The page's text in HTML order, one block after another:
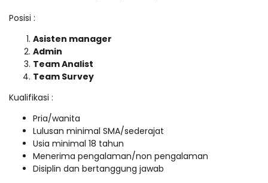
Posisi :
Asisten manager
Admin
Team Analist
Team Survey
Kualifikasi :
Pria/wanita
Lulusan minimal SMA/sederajat
Usia minimal 18 tahun
Menerima pengalaman/non pengalaman
Disiplin dan bertanggung jawab